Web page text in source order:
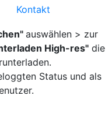
Kontakt
auswählen > zur
High-res" die
Status und als